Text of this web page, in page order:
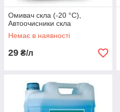
Омивач скла (-20 °C),
Автоочисники скла
Немає в наявності
29 ₴/л